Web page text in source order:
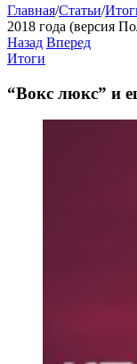
Главная/Статьи/
2018 года (версия
Назад Вперед
Итоги
“Вокс люкс” и